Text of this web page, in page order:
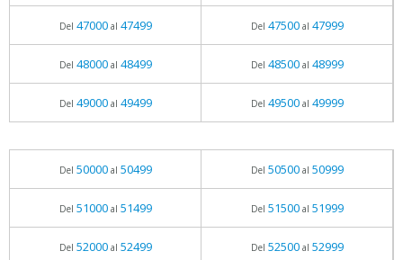
Del 47000al 47499 Del 47500al 47999
Del 48000al 48499 Del 48500al 48999
Del 49000al 49499 Del 49500al 49999
Del 50000al 50499 Del 50500al 50999
Del 51000al 51499 Del 51500al 51999
Del 52000al 52499 Del 52500al 52999